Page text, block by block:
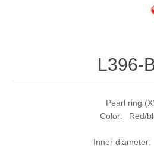
L396-
Pearl ring
Color: Red/
Inner